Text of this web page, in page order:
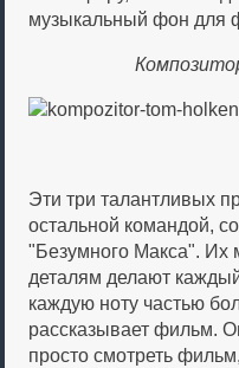
музыкальный фон для
Эти три талантливых
остальной командой,
"Безумного Макса". Их
деталям делают
каждую ноту частью
рассказывает фильм.
просто смотреть